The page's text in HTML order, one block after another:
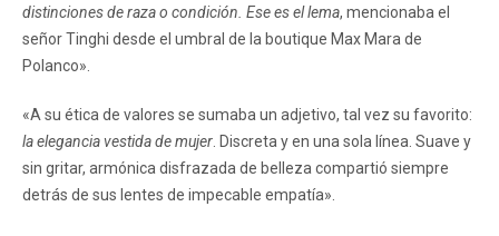
distinciones de raza o condición. Ese es el lema, mencionaba el
señor Tinghi desde el umbral de la boutique Max Mara de
Polanco».
«A su ética de valores se sumaba un adjetivo, tal vez su favorito:
la elegancia vestida de mujer . Discreta y en una sola línea. Suave y
sin gritar, armónica disfrazada de belleza compartió siempre
detrás de sus lentes de impecable empatía».